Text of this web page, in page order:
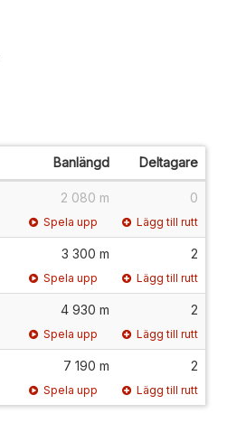
Banlängd Deltagare
2 080 m 0
Spela upp Lägg till rutt
3 300 m 2
Spela upp Lägg till rutt
4 930 m 2
Spela upp Lägg till rutt
7 190 m 2
Spela upp Lägg till rutt